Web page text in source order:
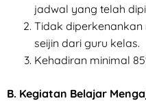
jadwal yang telah
Tidak
seijin dari guru kelas.
Kehadiran minimal
B. Kegiatan Belajar